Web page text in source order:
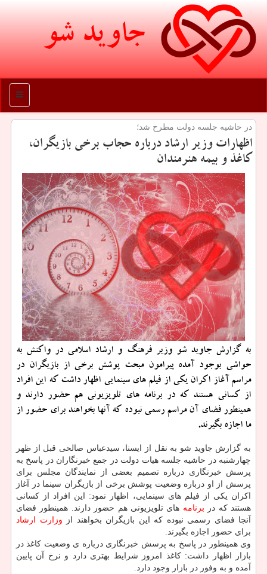
جاوید شو
منو
در حاشیه جلسه دولت مطرح شد؛
اظهارات وزیر ارشاد درباره حجاب برخی بازیگران،
كاغذ و بیمه هنرمندان
به گزارش جاوید شو وزیر فرهنگ و ارشاد اسلامی در واكنش به
حواشی بوجود آمده پیرامون مبحث پوشش برخی از بازیگران در
مراسم آغاز اكران یكی از فیلم های سینمایی اظهار داشت كه این افراد
از كسانی هستند كه در برنامه های تلویزیونی هم حضور دارند و
همینطور فضای آن مراسم رسمی نبوده كه آنها بخواهند برای حضور از
ما اجازه بگیرند.
به گزارش جاوید شو به نقل از ایسنا، سیدعباس صالحی قبل از ظهر
چهارشنبه در حاشیه جلسه هیات دولت در جمع خبرنگاران در پاسخ به
پرسش خبرنگاری درباره تصمیم بعضی از نمایندگان مجلس برای
پرسش از او درباره وضعیت پوشش برخی از بازیگران سینما در آغاز
اكران یكی از فیلم های سینمایی، اظهار نمود: این افراد از كسانی
هستند كه در برنامه های تلویزیونی هم حضور دارند. همینطور فضای
آنجا فضای رسمی نبوده كه این بازیگران بخواهند از وزارت ارشاد
برای حضور اجازه بگیرند.
وی همینطور در پاسخ به پرسش خبرنگاری درباره ی وضعیت كاغذ در
بازار اظهار داشت: كاغذ امروز شرایط بهتری دارد و نرخ آن پایین
آمده و به وفور در بازار وجود دارد.